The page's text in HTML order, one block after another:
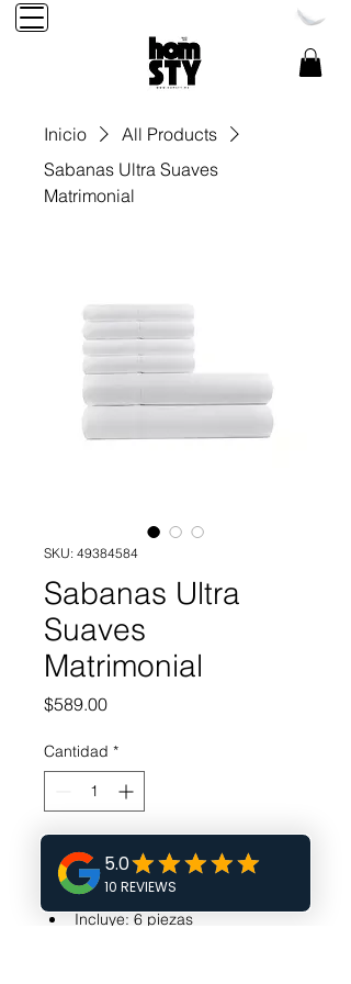
Inicio
All Products
Sabanas Ultra Suaves
Matrimonial
SKU: 49384584
Sabanas Ultra
Suaves
Matrimonial
$589.00Precio
Cantidad *
Agregar al carrito
Incluye: 6 piezas